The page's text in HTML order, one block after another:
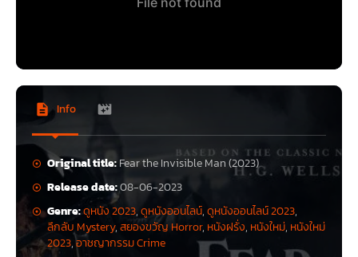
Info
Original title:Fear the Invisible Man (2023)
Release date:08-06-2023
Genre:ดูหนัง 2023,ดูหนังออนไลน์,ดูหนังออนไลน์ 2023,
ลึกลับ Mystery,สยองขวัญ Horror, หนังฝรั่ง, หนังใหม่, หนังใหม่
2023,อาชญากรรม Crime